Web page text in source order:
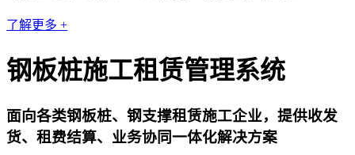
了解更多 +
钢板桩施工租赁管理系统
面向各类钢板桩、钢支撑租赁施工企业，提供收发
货、租费结算、业务协同一体化解决方案